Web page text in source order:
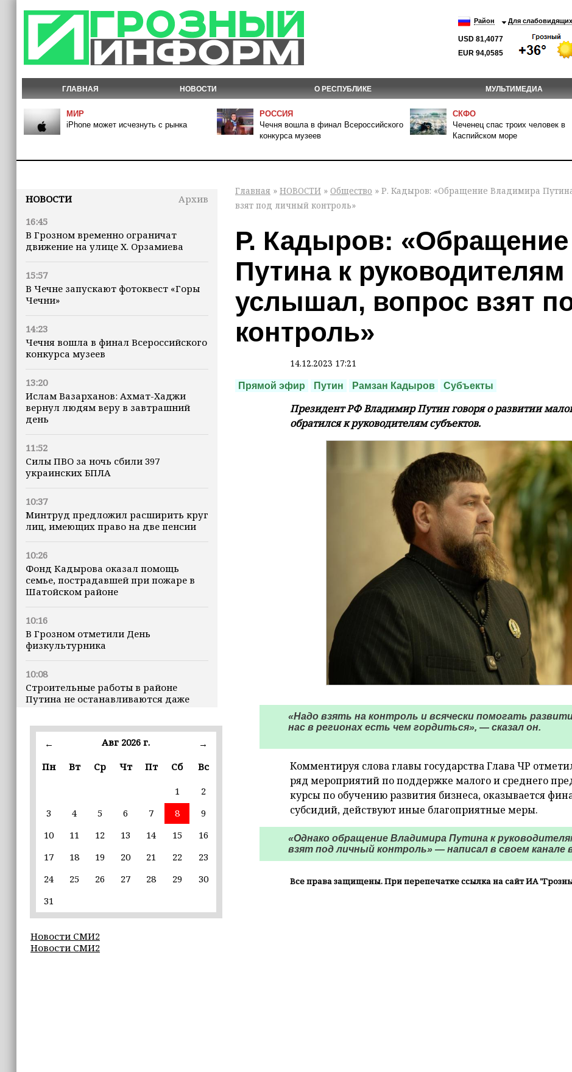
Район Для слабовидящих
USD 81,4077
EUR 94,0585
ГЛАВНАЯ НОВОСТИ О РЕСПУБЛИКЕ МУЛЬТИМЕДИА
МИР
iPhone может исчезнуть с рынка
РОССИЯ
Чечня вошла в финал Всероссийского
конкурса музеев
СКФО
Чеченец спас троих человек в
Каспийском море
НОВОСТИ
Архив
16:45
В Грозном временно ограничат
движение на улице Х. Орзамиева
15:57
В Чечне запускают фотоквест «Горы
Чечни»
14:23
Чечня вошла в финал Всероссийского
конкурса музеев
13:20
Ислам Вазарханов: Ахмат-Хаджи
вернул людям веру в завтрашний
день
11:52
Силы ПВО за ночь сбили 397
украинских БПЛА
10:37
Минтруд предложил расширить круг
лиц, имеющих право на две пенсии
10:26
Фонд Кадырова оказал помощь
семье, пострадавшей при пожаре в
Шатойском районе
10:16
В Грозном отметили День
физкультурника
10:08
Строительные работы в районе
Путина не останавливаются даже
марта
В пяти школах столицы обновляют
инфраструктуру по госпрограмме
Силы ПВО сбили 75 БПЛА над
сутки
20:09
19:37
← Авг 2026 г.
→
Пн
Вт Ср Чт Пт Сб
Вс
1
2
3
4 5 6 7 8
9
10
11 12 13 14 15
16
17
18 19 20 21 22
23
24
25 26 27 28 29
30
31
Новости СМИ2
Новости СМИ2
Главная » НОВОСТИ » Общество » Р. Кадыров: «Обращение Владимира
взят под личный контроль»
Р. Кадыров:
Путина к руководителям
услышал, вопрос взят
контроль»
14.12.2023 17:21
Прямой эфир Путин Рамзан Кадыров Субъекты
Президент РФ Владимир Путин говоря о развитии
обратился к руководителям субъектов.
«Надо взять на контроль и всячески помогать
нас в регионах есть чем гордиться», — сказал он.
Комментируя слова главы государства Глава ЧР
ряд мероприятий по поддержке малого и среднего
курсы по обучению развития бизнеса, оказывается
субсидий, действуют иные благоприятные меры.
«Однако обращение Владимира Путина к
взят под личный контроль» — написал в своем канале
Все права защищены. При перепечатке ссылка на сайт ИА